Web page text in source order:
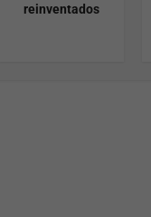
reinventados